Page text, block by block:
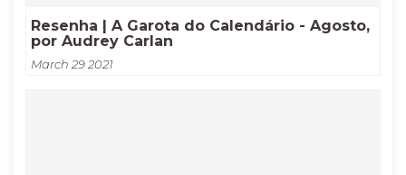
Resenha | A Garota do Calendário - Agosto,
por Audrey Carlan
March 29 2021